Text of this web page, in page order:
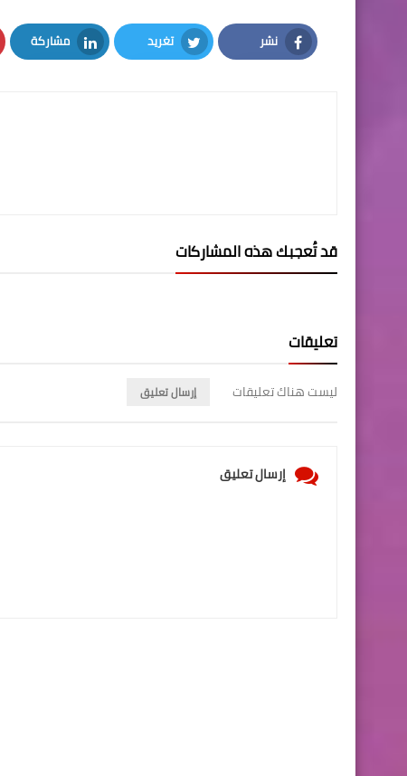
نشر
Facebook
تغريد
Twitter
مشاركة
LinkedIn
قد تُعجبك هذه المشاركات
تعليقات
ليست هناك تعليقات إرسال تعليق
إرسال تعليق